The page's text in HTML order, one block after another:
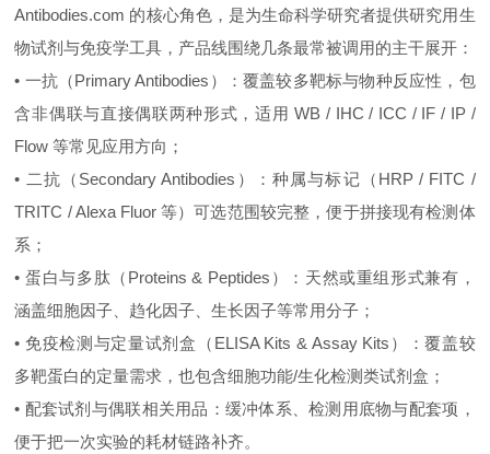
Antibodies.com 的核心角色，是为生命科学研究者提供研究用生
物试剂与免疫学工具，产品线围绕几条最常被调用的主干展开：
• 一抗（Primary Antibodies）：覆盖较多靶标与物种反应性，包
含非偶联与直接偶联两种形式，适用 WB / IHC / ICC / IF / IP /
Flow 等常见应用方向；
• 二抗（Secondary Antibodies）：种属与标记（HRP / FITC /
TRITC / Alexa Fluor 等）可选范围较完整，便于拼接现有检测体
系；
• 蛋白与多肽（Proteins & Peptides）：天然或重组形式兼有，
涵盖细胞因子、趋化因子、生长因子等常用分子；
• 免疫检测与定量试剂盒（ELISA Kits & Assay Kits）：覆盖较
多靶蛋白的定量需求，也包含细胞功能/生化检测类试剂盒；
• 配套试剂与偶联相关用品：缓冲体系、检测用底物与配套项，
便于把一次实验的耗材链路补齐。